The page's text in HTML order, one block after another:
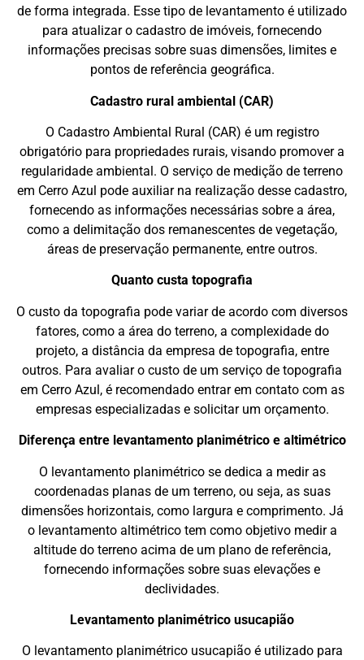
de forma integrada. Esse tipo de levantamento é utilizado
para atualizar o cadastro de imóveis, fornecendo
informações precisas sobre suas dimensões, limites e
pontos de referência geográfica.
Cadastro rural ambiental (CAR)
O Cadastro Ambiental Rural (CAR) é um registro
obrigatório para propriedades rurais, visando promover a
regularidade ambiental. O serviço de medição de terreno
em Cerro Azul pode auxiliar na realização desse cadastro,
fornecendo as informações necessárias sobre a área,
como a delimitação dos remanescentes de vegetação,
áreas de preservação permanente, entre outros.
Quanto custa topografia
O custo da topografia pode variar de acordo com diversos
fatores, como a área do terreno, a complexidade do
projeto, a distância da empresa de topografia, entre
outros. Para avaliar o custo de um serviço de topografia
em Cerro Azul, é recomendado entrar em contato com as
empresas especializadas e solicitar um orçamento.
Diferença entre levantamento planimétrico e altimétrico
O levantamento planimétrico se dedica a medir as
coordenadas planas de um terreno, ou seja, as suas
dimensões horizontais, como largura e comprimento. Já
o levantamento altimétrico tem como objetivo medir a
altitude do terreno acima de um plano de referência,
fornecendo informações sobre suas elevações e
declividades.
Levantamento planimétrico usucapião
O levantamento planimétrico usucapião é utilizado para